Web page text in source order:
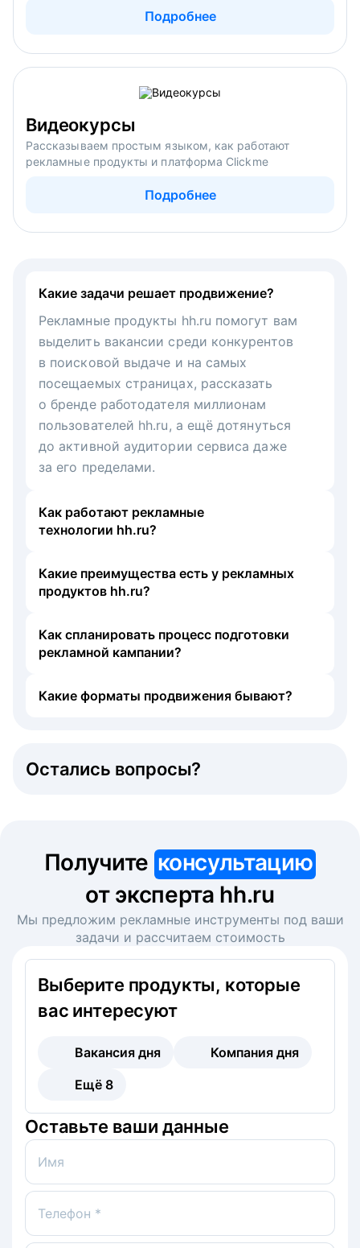
Подробнее
Видеокурсы
Рассказываем простым языком, как работают
рекламные продукты и платформа Clickme
Подробнее
Какие задачи решает продвижение?
Рекламные продукты hh.ru помогут вам
выделить вакансии среди конкурентов
в поисковой выдаче и на самых
посещаемых страницах, рассказать
о бренде работодателя миллионам
пользователей hh.ru, а ещё дотянуться
до активной аудитории сервиса даже
за его пределами.
Как работают рекламные
технологии hh.ru?
Какие преимущества есть у рекламных
продуктов hh.ru?
Как спланировать процесс подготовки
рекламной кампании?
Какие форматы продвижения бывают?
Остались вопросы?
Получите консультацию
от эксперта hh.ru
Мы предложим рекламные инструменты под ваши
задачи и рассчитаем стоимость
Выберите продукты, которые
вас интересуют
Вакансия дня
Компания дня
Ещё 8
Оставьте ваши данные
Имя
Телефон *